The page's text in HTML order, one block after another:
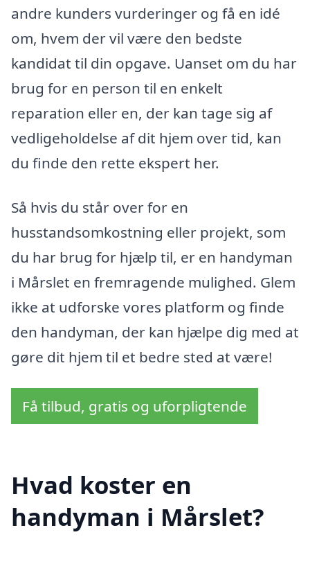
andre kunders vurderinger og få en idé
om, hvem der vil være den bedste
kandidat til din opgave. Uanset om du har
brug for en person til en enkelt
reparation eller en, der kan tage sig af
vedligeholdelse af dit hjem over tid, kan
du finde den rette ekspert her.
Så hvis du står over for en
husstandsomkostning eller projekt, som
du har brug for hjælp til, er en handyman
i Mårslet en fremragende mulighed. Glem
ikke at udforske vores platform og finde
den handyman, der kan hjælpe dig med at
gøre dit hjem til et bedre sted at være!
Få tilbud, gratis og uforpligtende
Hvad koster en
handyman i Mårslet?